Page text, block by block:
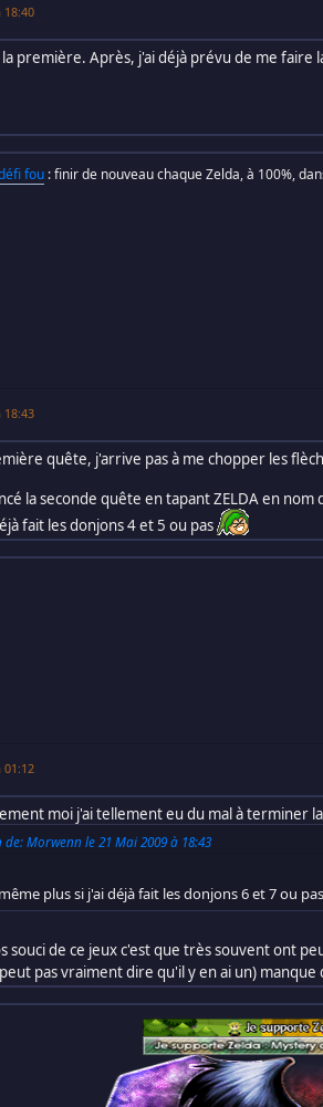
18:40
la première. Après, j'ai déjà prévu de me
fou : finir de nouveau chaque Zelda, à 100%,
18:43
quête, j'arrive pas à me chopper les
la seconde quête en tapant ZELDA en
fait les donjons 4 et 5 ou pas
01:12
moi j'ai tellement eu du mal à terminer
Morwenn le 21 Mai 2009 à 18:43
plus si j'ai déjà fait les donjons 6 et 7 ou pas
souci de ce jeux c'est que très souvent ont
pas vraiment dire qu'il y en ai un)